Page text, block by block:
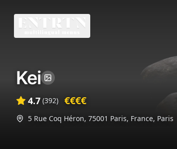
Kei
4.7 (392) €€€€
5 Rue Coq Héron, 75001 Paris, France, Paris